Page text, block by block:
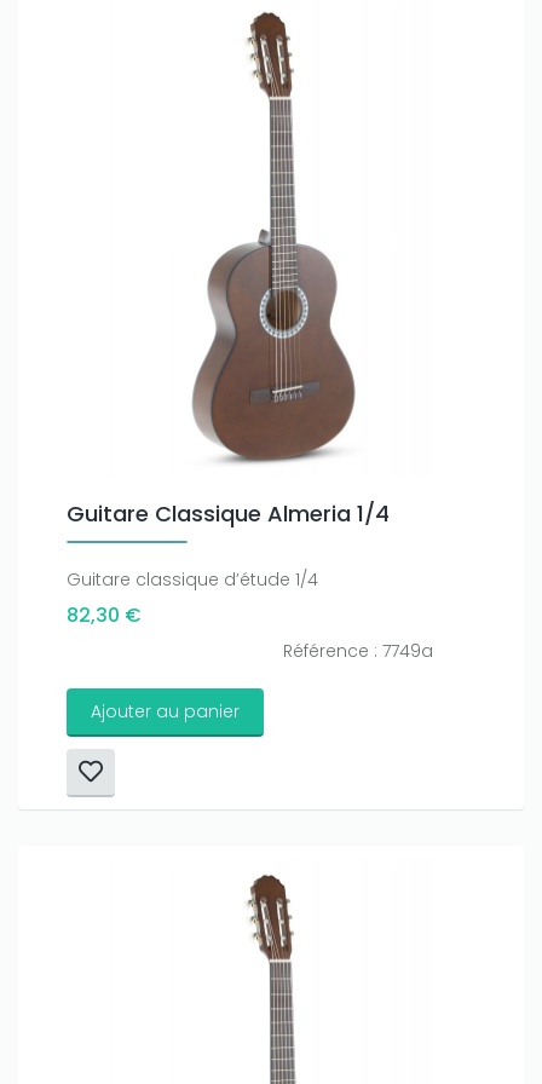
Guitare Classique Almeria 1/4
Guitare classique d’étude 1/4
82,30 €
Référence : 7749a
Ajouter au panier